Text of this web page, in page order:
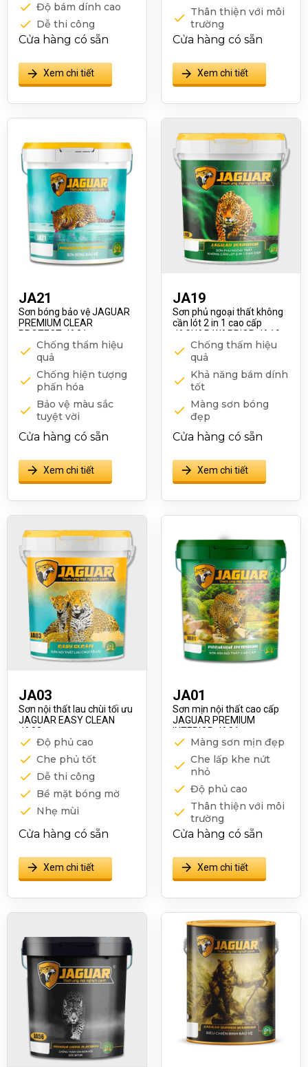
Độ bám dính cao
Dễ thi công
Ứng dụng linh hoạt
trường
Cửa hàng có sẵn
Xem chi tiết
Thân thiện với môi
trường
Cửa hàng có sẵn
Xem chi tiết
JA21
Sơn bóng bảo vệ JAGUAR
PREMIUM CLEAR
PROTECT JA21
Chống thẩm hiệu
quả
Chống hiện tượng
phấn hóa
Bảo vệ màu sắc
tuyệt vời
Tăng cường độ bền
mặt tường
Chống nấm mốc
Cửa hàng có sẵn
Xem chi tiết
JA19
Sơn phủ ngoại thất không
cần lót 2 in 1 cao cấp
JAGUAR WARRIOR JA19
Chống thấm hiệu
quả
Khả năng bám dính
tốt
Màng sơn bóng
đẹp
Dễ sử dụng
Cửa hàng có sẵn
Xem chi tiết
JA03
Sơn nội thất lau chùi tối ưu
JAGUAR EASY CLEAN
JA03
Độ phủ cao
Che phủ tốt
Dễ thi công
Bề mặt bóng mờ
Nhẹ mùi
Cửa hàng có sẵn
Xem chi tiết
JA01
Sơn mịn nội thất cao cấp
JAGUAR PREMIUM
INTERIOR JA01
Màng sơn mịn đẹp
Che lấp khe nứt
nhỏ
Độ phủ cao
Thân thiện với môi
trường
Cửa hàng có sẵn
Xem chi tiết